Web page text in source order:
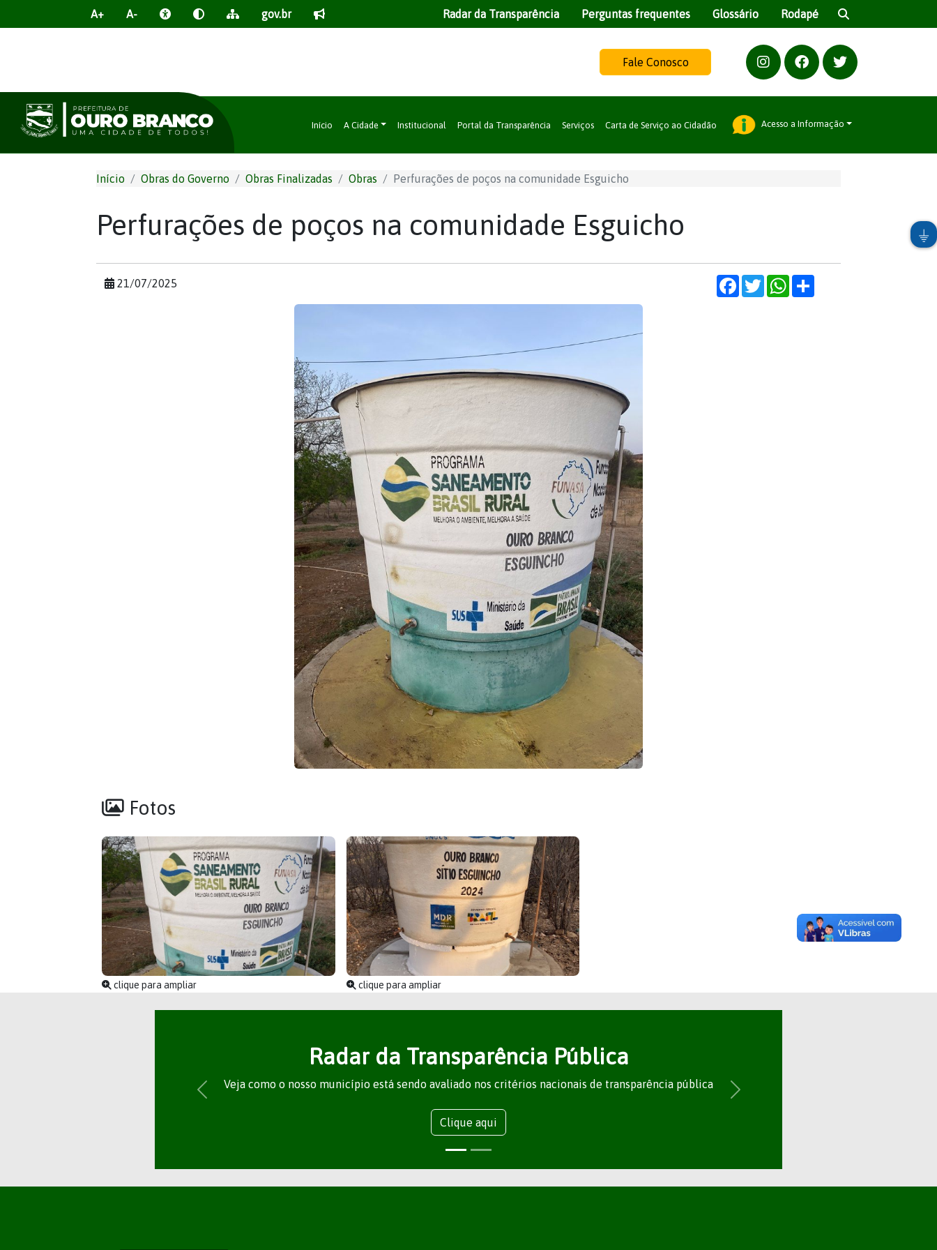
A+ A- gov.br Radar da Transparência Perguntas frequentes Glossário Rodapé
Fale Conosco
Início A Cidade Institucional Portal da Transparência Serviços Carta de Serviço ao Cidadão Acesso a Informação
Início Obras do Governo Obras Finalizadas Obras Perfurações de poços na comunidade Esguicho
Perfurações de poços na comunidade Esguicho
21/07/2025 Facebook
TwitterWhatsApp
Fotos
clique para ampliar clique para ampliar
Radar da Transparência Pública
Veja como o nosso município está sendo avaliado nos critérios nacionais de transparência pública
Clique aqui